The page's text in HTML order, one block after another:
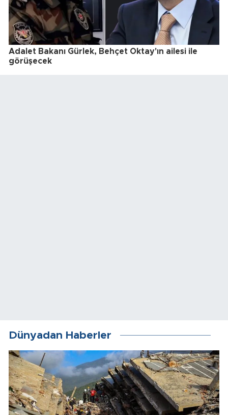
Adalet Bakanı Gürlek, Behçet Oktay'ın ailesi ile
görüşecek
Dünyadan Haberler